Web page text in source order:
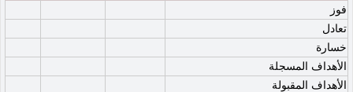
فوز
تعادل
خسارة
الأهداف المسجلة
الأهداف المقبولة